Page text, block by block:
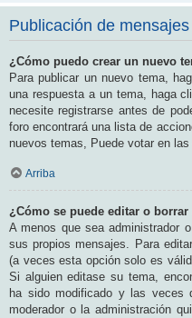
Publicación de mensajes
¿Cómo puedo crear un nuevo
Para publicar un nuevo tema,
una respuesta a un tema, haga
necesite registrarse antes de
foro encontrará una lista de
nuevos temas, Puede votar en las
Arriba
¿Cómo se puede editar o borrar
A menos que sea administrador
sus propios mensajes. Para
(a veces esta opción solo es
Si alguien editase su tema,
ha sido modificado y las
moderador o la administración